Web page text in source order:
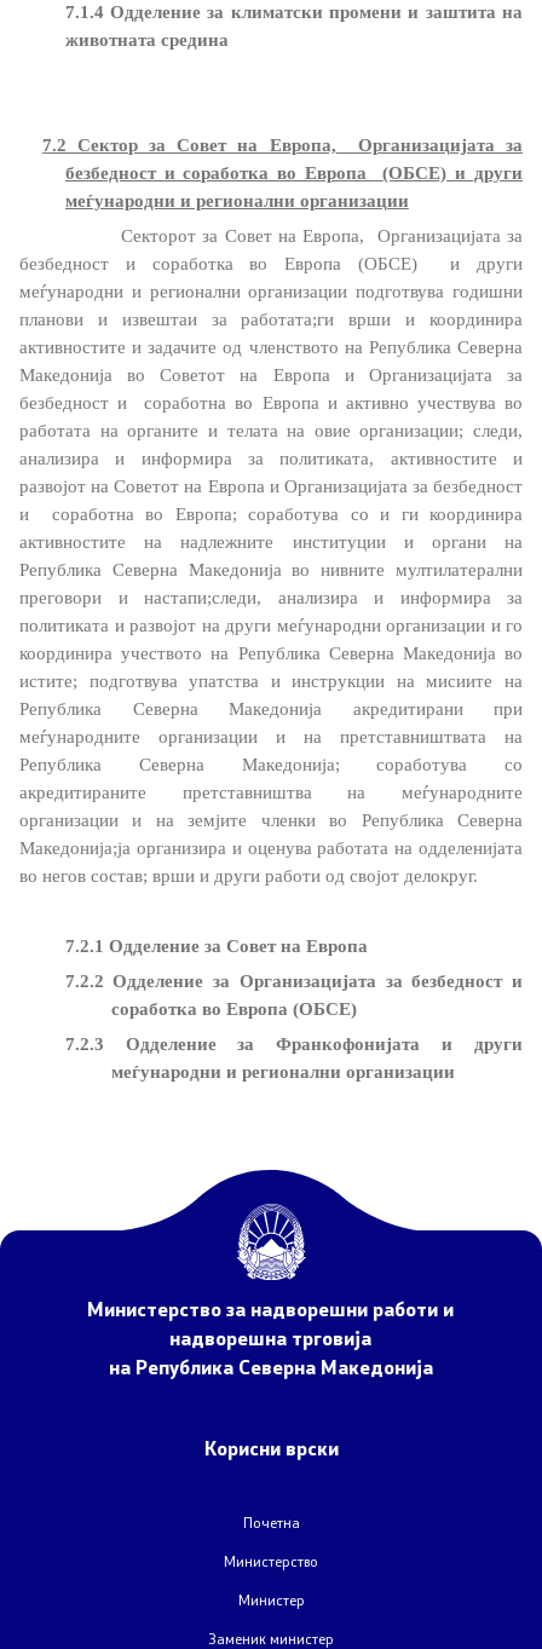
Закони
Стратешки документи
Буџет
Јавни набавки
Јавни огласи
Завршени јавни огласи
Конкурси
Завршени конкурси
Контакт
Контакт
Дежурни броеви
Социјални Медиуми
Анкета - Дијаспора
ЧПП - Често поставувани прашања
Изјава за пристапност
7.1.4Одделение за климатски промени и заштита на
животната средина
7.2 Сектор за Совет на Европа,
Организацијата за
безбедност и соработка во Европа
(ОБСЕ) и други
меѓународни и регионални организации
Секторотза Совет на Европа,
Организацијата за
безбедност и соработка во Европа (ОБСЕ)
и други
меѓународни и регионални организации подготвува годишни
планови и извештаи за работата;ги врши и координира
активностите и задачите од членството на Република Северна
Македонија воСоветот на Европа и Организацијата за
безбедност и
соработна во Европа и активно учествува во
работата на органите и телата на овие организации; следи,
анализира и информира за политиката, активностите и
развојотнаСоветот на Европа и Организацијата за безбедност
и
соработна во Европа; соработува со и гикоординира
активностите на надлежните институции и органи на
Република Северна Македонија во нивните мултилатерални
преговори и настапи;следи, анализира и информира за
политиката и развојот на други меѓународни организации и го
координира учеството на Република Северна Македонија во
истите; подготвува упатства и инструкции на мисиите на
Република Северна Македонија акредитирани при
меѓународните организации и на претставништвата на
Република Северна Македонија; соработува со
акредитираните претставништва на меѓународните
организации и на земјите членки во Република Северна
Македонија;ја организира и оценува работата на одделенијата
во негов состав; врши и други работи од својот делокруг.
7.2.1 Одделение за Совет на Европа
7.2.2 Одделение за Организацијата за безбедност и
соработка во Европа (ОБСЕ)
7.2.3 Одделение за Франкофонијата и други
меѓународни и регионални организации
Министерство за надворешни работи и
надворешна трговија
на Република Северна Македонија
Корисни врски
Почетна
Министерство
Министер
Заменик министер